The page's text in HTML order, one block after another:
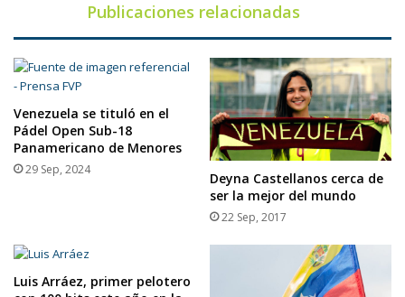
Publicaciones relacionadas
Venezuela se tituló en el
Pádel Open Sub-18
Panamericano de Menores
29 Sep, 2024
Deyna Castellanos cerca de
ser la mejor del mundo
22 Sep, 2017
Luis Arráez, primer pelotero